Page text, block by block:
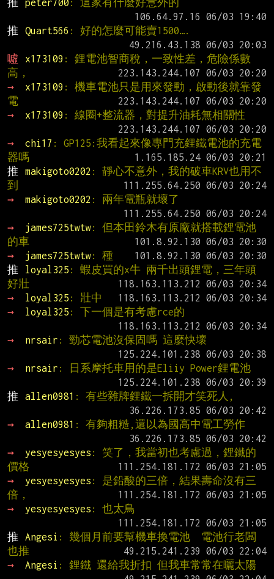
推
peter700 : 這家有什麼好意外的
推
Quart566 : 好的怎麼可能賣1500….
噓
x173109 : 鋰電池智商稅，一致性差，危險係數
高，
→
x173109 : 機車電池只是用來發動，啟動後就靠發
電
→
x173109 : 線圈+整流器，對提升油耗無相關性
→
chi17 : GP125:我看起來像專門充鋰鐵電池的充電
器嗎
推
makigoto0202 : 靜心不意外，我的破車KRV也用不
到
→
makigoto0202 : 兩年電瓶就壞了
→
james725twtw: 但本田鈴木有原廠就搭載鋰電池
的車
→
james725twtw: 種
推
loyal325 : 蝦皮買的x牛 兩千出頭鋰電，三年頭
好壯
→
loyal325 : 壯中
→
loyal325 : 下一個是有考慮rce的
→
nrsair : 勁芯電池沒保固嗎 這麼快壞
→
nrsair : 日系摩托車用的是Eliiy Power鋰電池
推
allen0981 : 有些雜牌鋰鐵一拆開才笑死人,
→
allen0981 : 有夠粗糙,還以為國高中電工勞作
→
yesyesyesyes : 笑了，我當初也考慮過，鋰鐵的
價格
→
yesyesyesyes : 是鉛酸的三倍，結果壽命沒有三
倍，
→
yesyesyesyes : 也太鳥
推
Angesi : 幾個月前要幫機車換電池  電池行老闆
也推
→
Angesi : 鋰鐵 還給我折扣 但我車常常在曬太陽